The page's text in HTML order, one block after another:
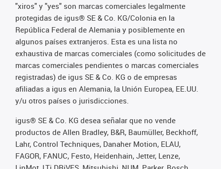
"xiros" y "yes" son marcas comerciales legalmente
protegidas de igus® SE & Co. KG/Colonia en la
República Federal de Alemania y posiblemente en
algunos países extranjeros. Esta es una lista no
exhaustiva de marcas comerciales (como solicitudes de
marcas comerciales pendientes o marcas comerciales
registradas) de igus SE & Co. KG o de empresas
afiliadas a igus en Alemania, la Unión Europea, EE.UU.
y/u otros países o jurisdicciones.
igus® SE & Co. KG desea señalar que no vende
productos de Allen Bradley, B&R, Baumüller, Beckhoff,
Lahr, Control Techniques, Danaher Motion, ELAU,
FAGOR, FANUC, Festo, Heidenhain, Jetter, Lenze,